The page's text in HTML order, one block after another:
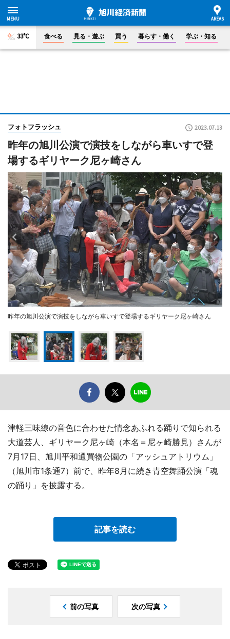
33°C 食べる 見る・遊ぶ 買う 暮らす・働く 学ぶ・知る
フォトフラッシュ 2023.07.13
昨年の旭川公演で演技をしながら車いすで登
場するギリヤーク尼ヶ崎さん
昨年の旭川公演で演技をしながら車いすで登場するギリヤーク尼ヶ崎さん
津軽三味線の音色に合わせた情念あふれる踊りで知られる
大道芸人、ギリヤーク尼ヶ崎（本名＝尼ヶ崎勝見）さんが
7月17日、旭川平和通買物公園の「アッシュアトリウム」
（旭川市1条通7）前で、昨年8月に続き青空舞踊公演「魂
の踊り」を披露する。
記事を読む
前の写真 次の写真